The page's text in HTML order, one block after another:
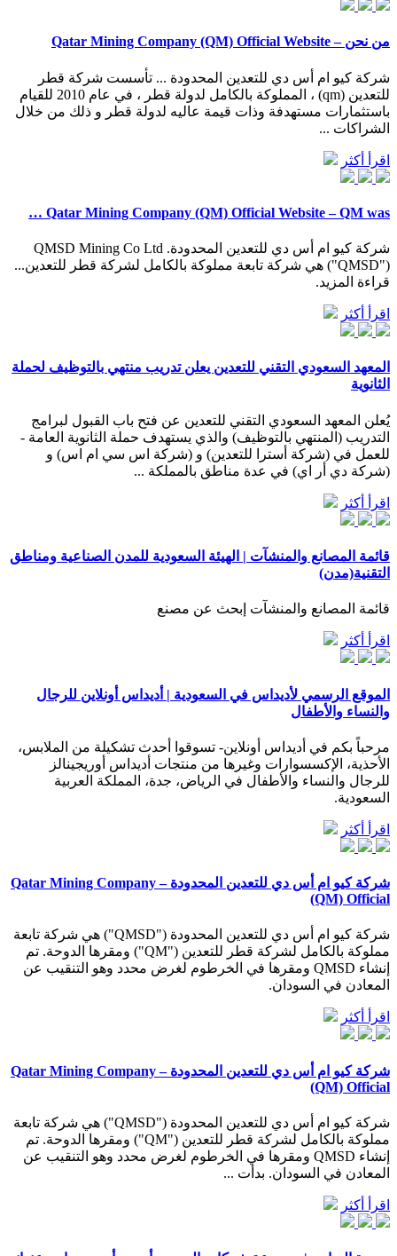
من نحن – Qatar Mining Company (QM) Official Website
شركة كيو ام أس دي للتعدين المحدودة ... تأسست شركة قطر
للتعدين (qm) ، المملوكة بالكامل لدولة قطر ، في عام 2010 للقيام
باستثمارات مستهدفة وذات قيمة عاليه لدولة قطر و ذلك من خلال
الشراكات ...
اقرأ أكثر
Qatar Mining Company (QM) Official Website – QM was …
شركة كيو ام أس دي للتعدين المحدودة. QMSD Mining Co Ltd
("QMSD") هي شركة تابعة مملوكة بالكامل لشركة قطر للتعدين...
قراءة المزيد.
اقرأ أكثر
المعهد السعودي التقني للتعدين يعلن تدريب منتهي بالتوظيف لحملة
الثانوية
يُعلن المعهد السعودي التقني للتعدين عن فتح باب القبول لبرامج
التدريب (المنتهي بالتوظيف) والذي يستهدف حملة الثانوية العامة -
للعمل في (شركة أسترا للتعدين) و (شركة اس سي ام اس) و
(شركة دي أر اي) في عدة مناطق بالمملكة ...
اقرأ أكثر
قائمة المصانع والمنشآت | الهيئة السعودية للمدن الصناعية ومناطق
التقنية(مدن)
قائمة المصانع والمنشآت إبحث عن مصنع
اقرأ أكثر
الموقع الرسمي لأديداس في السعودية | أديداس أونلاين للرجال
والنساء والأطفال
مرحباً بكم في أديداس أونلاين- تسوقوا أحدث تشكيلة من الملابس،
الأحذية، الإكسسوارات وغيرها من منتجات أديداس أوريجينالز
للرجال والنساء والأطفال في الرياض، جدة، المملكة العربية
السعودية.
اقرأ أكثر
شركة كيو ام أس دي للتعدين المحدودة – Qatar Mining Company
(QM) Official
شركة كيو ام أس دي للتعدين المحدودة ("QMSD") هي شركة تابعة
مملوكة بالكامل لشركة قطر للتعدين ("QM") ومقرها الدوحة. تم
إنشاء QMSD ومقرها في الخرطوم لغرض محدد وهو التنقيب عن
المعادن في السودان.
اقرأ أكثر
شركة كيو ام أس دي للتعدين المحدودة – Qatar Mining Company
(QM) Official
شركة كيو ام أس دي للتعدين المحدودة ("QMSD") هي شركة تابعة
مملوكة بالكامل لشركة قطر للتعدين ("QM") ومقرها الدوحة. تم
إنشاء QMSD ومقرها في الخرطوم لغرض محدد وهو التنقيب عن
المعادن في السودان. بدأت ...
اقرأ أكثر